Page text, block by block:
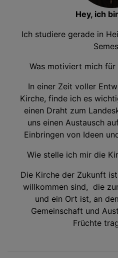
Hey, ich
Ich studiere gerade in
Was motiviert mich
In einer Zeit voller
Kirche, finde ich es
einen Draht zum
uns einen Austausch
Einbringen von Ideen
Wie stelle ich mir die
Die Kirche der Zukunft
willkommen sind, die
und ein Ort ist, an
Gemeinschaft und
Früchte